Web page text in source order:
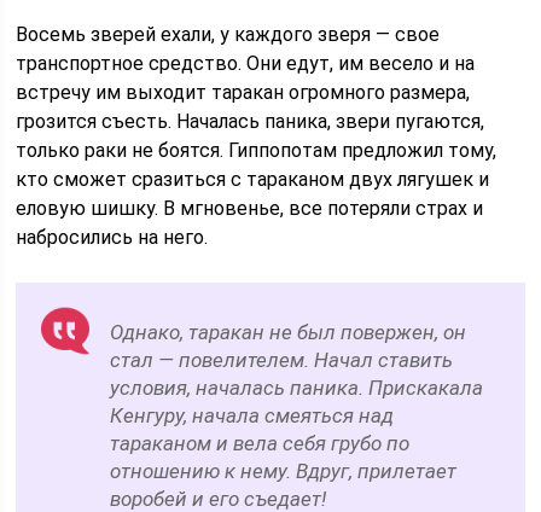
Восемь зверей ехали, у каждого зверя — свое
транспортное средство. Они едут, им весело и на
встречу им выходит таракан огромного размера,
грозится съесть. Началась паника, звери пугаются,
только раки не боятся. Гиппопотам предложил тому,
кто сможет сразиться с тараканом двух лягушек и
еловую шишку. В мгновенье, все потеряли страх и
набросились на него.
Однако, таракан не был повержен, он
стал — повелителем. Начал ставить
условия, началась паника. Прискакала
Кенгуру, начала смеяться над
тараканом и вела себя грубо по
отношению к нему. Вдруг, прилетает
воробей и его съедает!